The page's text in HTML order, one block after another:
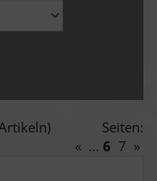
Seiten:
« ... 6 7 »